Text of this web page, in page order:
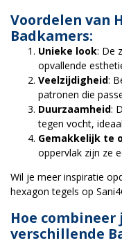
Voordelen van
Badkamers:
Unieke look: De
opvallende
Veelzijdigheid:
patronen die
Duurzaamheid:
tegen vocht,
Gemakkelijk te
oppervlak zijn ze
Wil je meer inspiratie
hexagon tegels op
Hoe combineer
verschillende